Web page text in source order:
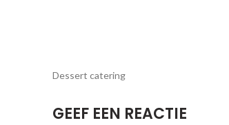
Dessert catering
GEEF EEN REACTIE